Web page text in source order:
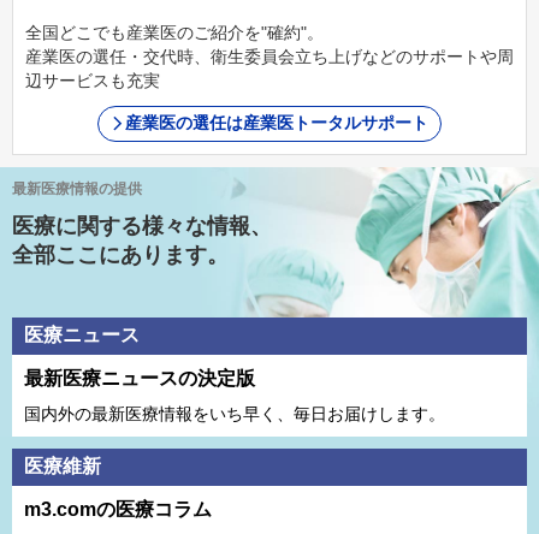
全国どこでも産業医のご紹介を"確約"。
産業医の選任・交代時、衛生委員会立ち上げなどのサポートや周
辺サービスも充実
産業医の選任は産業医トータルサポート
最新医療情報の提供
医療に関する様々な情報、
全部ここにあります。
医療ニュース
最新医療ニュースの決定版
国内外の最新医療情報をいち早く、毎日お届けします。
医療維新
m3.comの医療コラム